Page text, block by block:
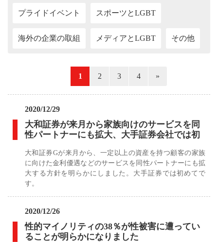
プライドイベント スポーツとLGBT
海外の企業の取組 メディアとLGBT その他
1 2 3 4 »
2020/12/29
大和証券が来月から家族向けのサービスを同
性パートナーにも拡大、大手証券会社では初
大和証券Gが来月から、一定以上の資産を持つ顧客の家族
に向けた金利優遇などのサービスを同性パートナーにも拡
大する方針を明らかにしました。大手証券では初めてで
す。
2020/12/26
性的マイノリティの38％が性被害に遭ってい
ることが明らかになりました